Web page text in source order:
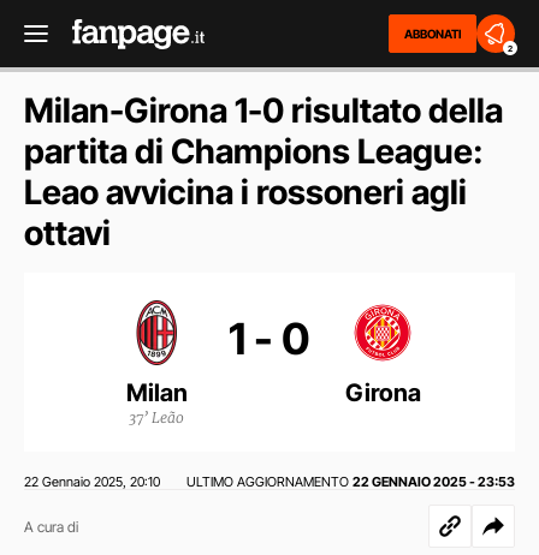
ABBONATI
2
Milan-Girona 1-0 risultato della
partita di Champions League:
Leao avvicina i rossoneri agli
ottavi
Milan
37’ Leão
1 - 0
Girona
22 Gennaio 2025 20:10 ULTIMO AGGIORNAMENTO 22 GENNAIO 2025 - 23:53
A cura di